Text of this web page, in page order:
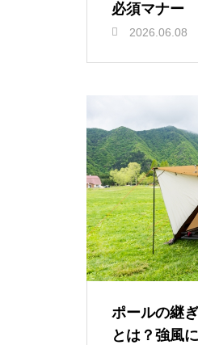
必須マナー
2026.06.08
ポールの継
とは？強風